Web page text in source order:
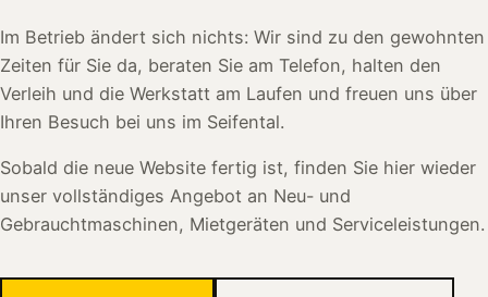
Im Betrieb ändert sich nichts: Wir sind zu den gewohnten
Zeiten für Sie da, beraten Sie am Telefon, halten den
Verleih und die Werkstatt am Laufen und freuen uns über
Ihren Besuch bei uns im Seifental.
Sobald die neue Website fertig ist, finden Sie hier wieder
unser vollständiges Angebot an Neu- und
Gebrauchtmaschinen, Mietgeräten und Serviceleistungen.